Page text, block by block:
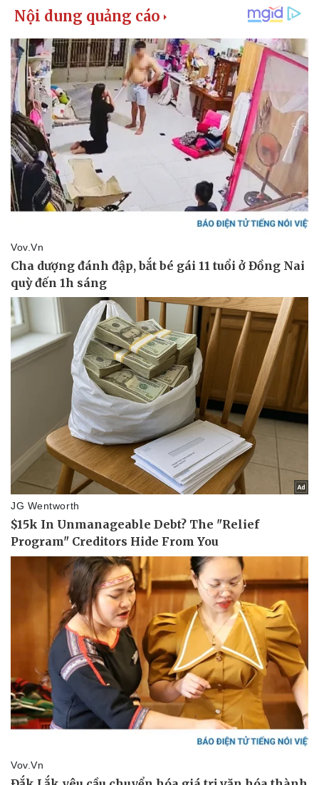
Kinh tế
Bất động sản
Khởi nghiệp
Thị trường
Giá vàng
Tiêu dùng
Tỷ giá
Giá cà phê